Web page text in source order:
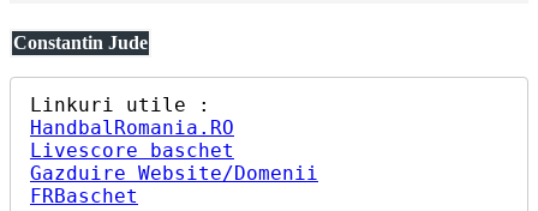
Constantin Jude
HandbalRomania.RO
Livescore baschet
Gazduire Website/Domenii
FRBaschet